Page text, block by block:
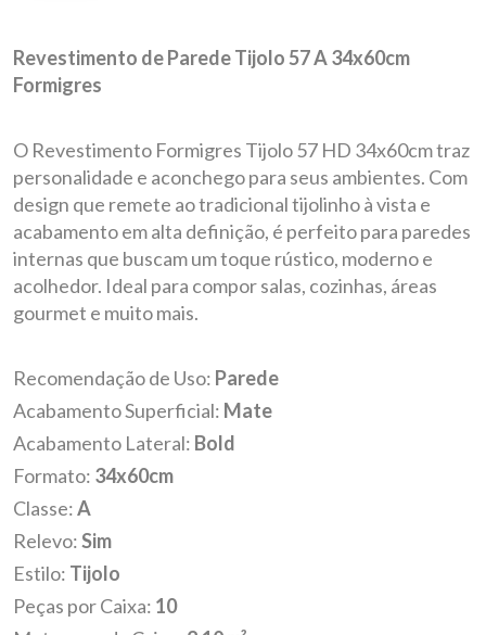
Revestimento de Parede Tijolo 57 A 34x60cm
Formigres
O Revestimento Formigres Tijolo 57 HD 34x60cm traz
personalidade e aconchego para seus ambientes. Com
design que remete ao tradicional tijolinho à vista e
acabamento em alta definição, é perfeito para paredes
internas que buscam um toque rústico, moderno e
acolhedor. Ideal para compor salas, cozinhas, áreas
gourmet e muito mais.
Recomendação de Uso: Parede
Acabamento Superficial: Mate
Acabamento Lateral: Bold
Formato: 34x60cm
Classe:A
Relevo:Sim
Estilo: Tijolo
Peças por Caixa: 10